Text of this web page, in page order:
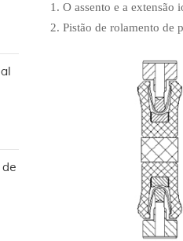
1. O assento e a
2. Pistão de rolamento de